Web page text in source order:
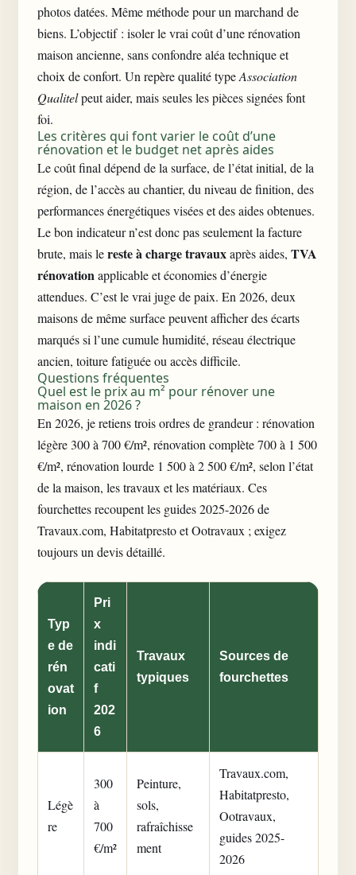
photos datées. Même méthode pour un marchand de
biens. L’objectif : isoler le vrai coût d’une rénovation
maison ancienne, sans confondre aléa technique et
choix de confort. Un repère qualité typeAssociation
Qualitelpeut aider, mais seules les pièces signées font
foi.
Les critères qui font varier le coût d’une
rénovation et le budget net après aides
Le coût final dépend de la surface, de l’état initial, de la
région, de l’accès au chantier, du niveau de finition, des
performances énergétiques visées et des aides obtenues.
Le bon indicateur n’est donc pas seulement la facture
brute, mais lereste à charge travauxaprès aides, TVA
rénovationapplicable et économies d’énergie
attendues. C’est le vrai juge de paix. En 2026, deux
maisons de même surface peuvent afficher des écarts
marqués si l’une cumule humidité, réseau électrique
ancien, toiture fatiguée ou accès difficile.
Questions fréquentes
Quel est le prix au m² pour rénover une
maison en 2026 ?
En 2026, je retiens trois ordres de grandeur : rénovation
légère 300 à 700 €/m², rénovation complète 700 à 1 500
€/m², rénovation lourde 1 500 à 2 500 €/m², selon l’état
de la maison, les travaux et les matériaux. Ces
fourchettes recoupent les guides 2025-2026 de
Travaux.com, Habitatpresto et Ootravaux ; exigez
toujours un devis détaillé.
Typ
e de
rén
ovat
ion
Pri
x
indi
cati
f
202
6
Travaux
typiques
Sources de
fourchettes
Légè
re
300
à
700
€/m²
Peinture,
sols,
rafraîchisse
ment
Travaux.com,
Habitatpresto,
Ootravaux,
guides 2025-
2026